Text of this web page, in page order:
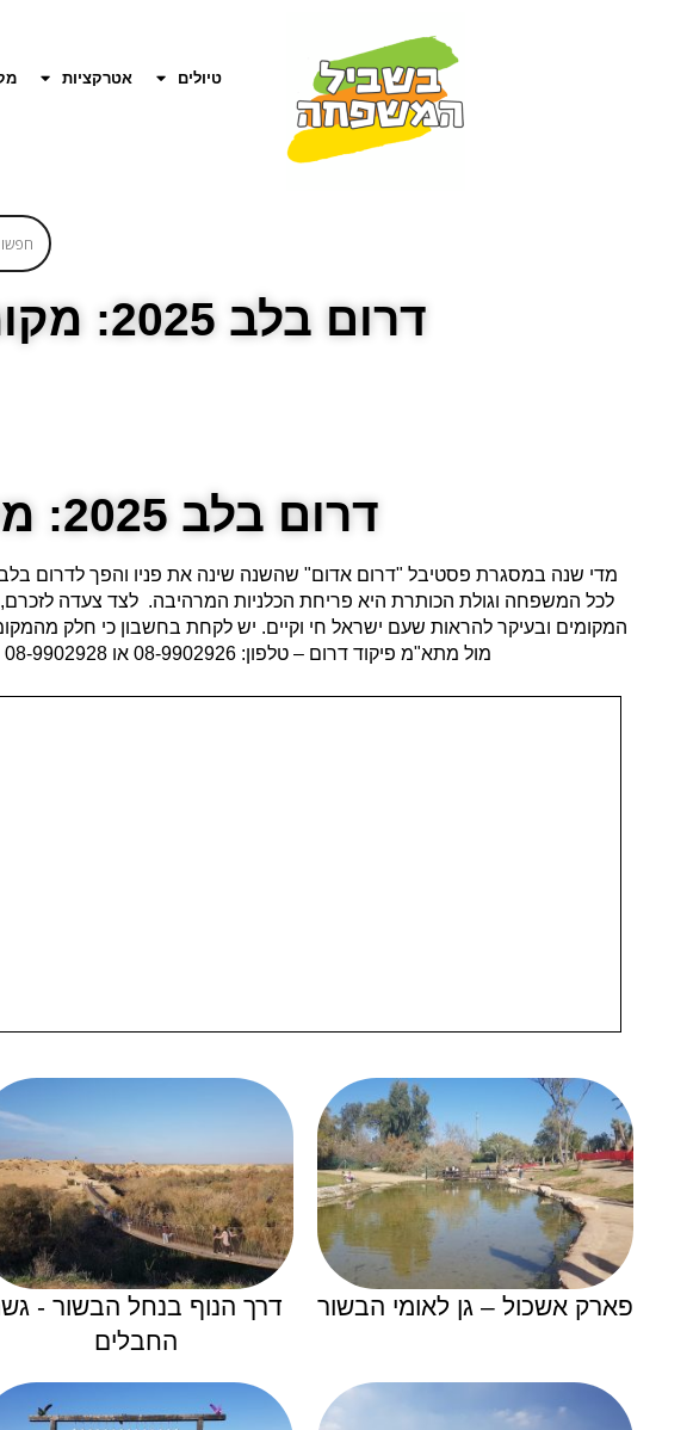
טיולים אטרקציות
דרום בלב 2025: מקומות מומלצים לטייל
דרום בלב 2025: מקומות מומלצים לטייל
מדי שנה במסגרת פסטיבל "דרום אדום" שהשנה שינה את פניו והפך לדרום בלב
לכל המשפחה וגולת הכותרת היא פריחת הכלניות המרהיבה. לצד צעדה
המקומים ובעיקר להראות שעם ישראל חי וקיים. יש לקחת בחשבון כי חלק
מול מתא"מ פיקוד דרום – טלפון: 08-9902926 או 08-9902928 וכמובן
פארק אשכול – גן לאומי הבשור
דרך הנוף בנחל הבשור -
החבלים